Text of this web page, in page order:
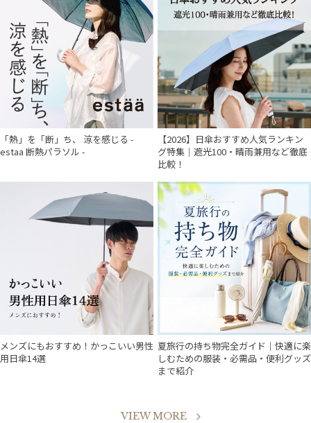
価格・割引率
在庫表示
販売状況
入荷状況
「熱」を「断」ち、 涼を感じる -
estaa 断熱パラソル -
【2026】日傘おすすめ人気ランキン
グ特集｜遮光100・晴雨兼用など徹底
比較！
メンズにもおすすめ！かっこいい男性
用日傘14選
夏旅行の持ち物完全ガイド｜快適に楽
しむための服装・必需品・便利グッズ
まで紹介
VIEW MORE